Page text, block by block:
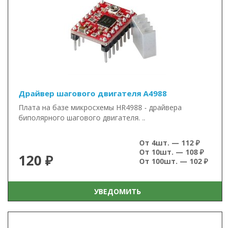
Драйвер шагового двигателя A4988
Плата на базе микросхемы HR4988 - драйвера
биполярного шагового двигателя. ..
120 ₽
От 4шт. — 112 ₽
От 10шт. — 108 ₽
От 100шт. — 102 ₽
УВЕДОМИТЬ